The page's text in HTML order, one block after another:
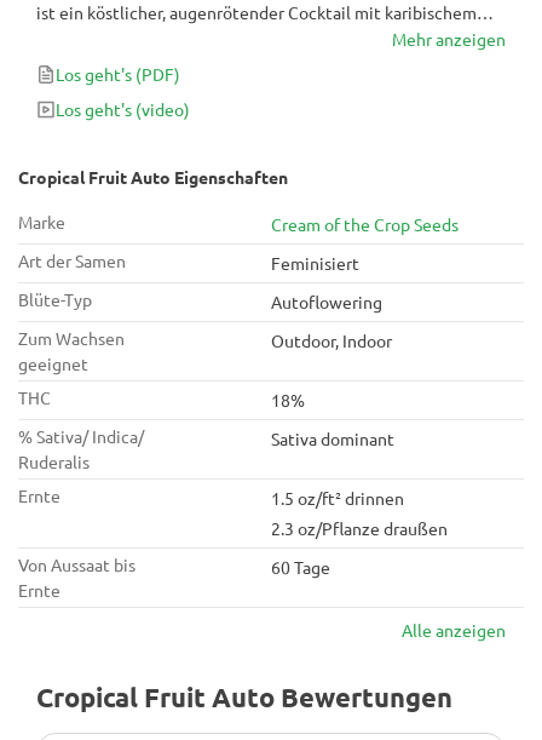
ist ein köstlicher, augenrötender Cocktail mit karibischem
Geschmack. Frische Mango-, Papaya- und subtile
Traubennoten mit einem Hauch von süßer Grapefruit lassen
Sie mehr von ihren reifen, saftigen Knospen erwarten.
Mehr anzeigen
Los geht's (PDF)
Los geht's (video)
Cropical Fruit Auto Eigenschaften
Marke
Cream of the Crop Seeds
Art der Samen
Feminisiert
Blüte-Typ
Autoflowering
Zum Wachsen
geeignet
Outdoor, Indoor
THC
18%
% Sativa/ Indica/
Ruderalis
Sativa dominant
Ernte
1.5 oz/ft² drinnen
2.3 oz/Pflanze draußen
Von Aussaat bis
Ernte
60 Tage
Alle anzeigen
Cropical Fruit Auto Bewertungen